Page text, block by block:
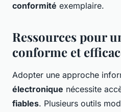
conformité exemplaire.
Ressources pour
conforme et
Adopter une approche
électronique nécessite
fiables. Plusieurs outils